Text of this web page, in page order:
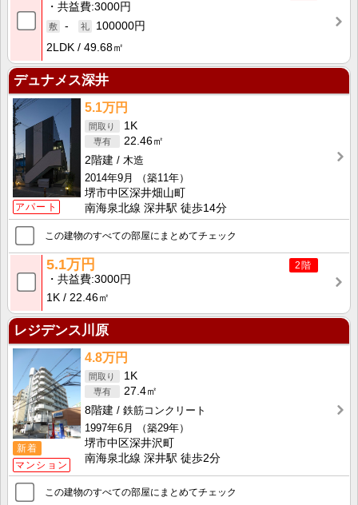
共益費 3000円
-
100000円
2LDK
49.68㎡
デュナメス深井
アパート
5.1万円
1K
22.46㎡
2階建
木造
2014年9月
（築11年）
堺市中区深井畑山町
南海泉北線 深井駅 徒歩14分
この建物のすべての部屋にまとめてチェック
2階
5.1万円
共益費 3000円
1K
22.46㎡
レジデンス川原
新着
マンション
4.8万円
1K
27.4㎡
8階建
鉄筋コンクリート
1997年6月
（築29年）
堺市中区深井沢町
南海泉北線 深井駅 徒歩2分
この建物のすべての部屋にまとめてチェック